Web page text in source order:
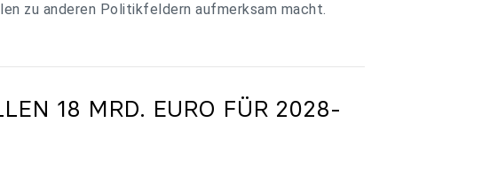
zu anderen Politikfeldern aufmerksam macht.
18 MRD. EURO FÜR 2028-